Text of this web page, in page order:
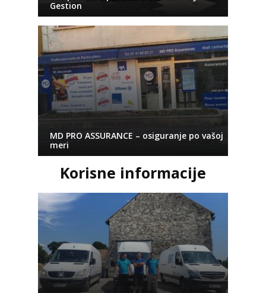
Gestion
MD PRO ASSURANCE – osiguranje po vašoj
meri
Korisne informacije